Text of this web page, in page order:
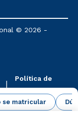
se matricular
Ensino
e Metodologia
© 2026 -
Política de
Cookies